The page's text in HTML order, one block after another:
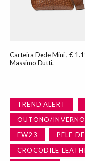
Carteira Dede Mini , €
Massimo Dutti.
TREND ALERT
OUTONO/
FW23
PELE
CROCODILE